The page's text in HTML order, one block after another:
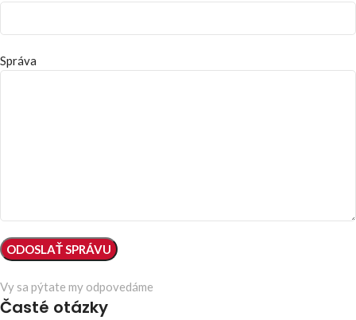
Vy sa pýtate my odpovedáme
Časté otázky
Správa